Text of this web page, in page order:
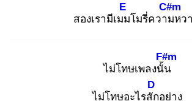
สองเรามีเมม
E
โมรี่ความ
C#m
หว
ไม่โทษเพลงนั้น
F#m
ไม่โทษอะไรสัก
D
อย่าง